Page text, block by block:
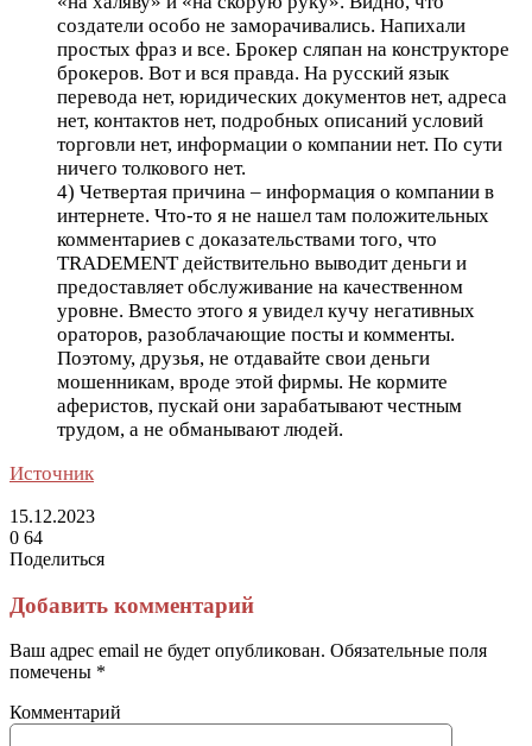
создатели особо не заморачивались. Напихали
простых фраз и все. Брокер сляпан на конструкторе
брокеров. Вот и вся правда. На русский язык
перевода нет, юридических документов нет, адреса
нет, контактов нет, подробных описаний условий
торговли нет, информации о компании нет. По сути
ничего толкового нет.
4) Четвертая причина – информация о компании в
интернете. Что-то я не нашел там положительных
комментариев с доказательствами того, что
TRADEMENT действительно выводит деньги и
предоставляет обслуживание на качественном
уровне. Вместо этого я увидел кучу негативных
ораторов, разоблачающие посты и комменты.
Поэтому, друзья, не отдавайте свои деньги
мошенникам, вроде этой фирмы. Не кормите
аферистов, пускай они зарабатывают честным
трудом, а не обманывают людей.
Источник
15.12.2023
0 64
Поделиться
через
электронную
почту
Добавить комментарий
Ваш адрес email не будет опубликован. Обязательные поля
помечены *
Комментарий